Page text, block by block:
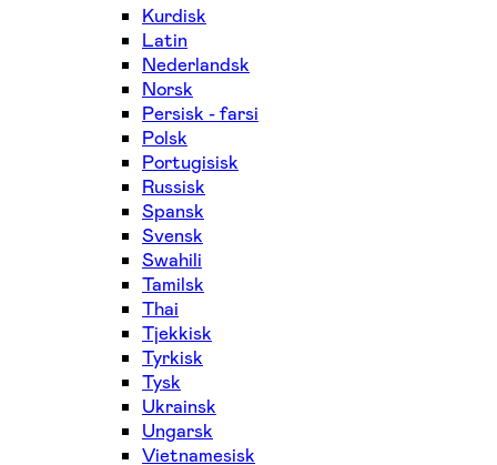
Kurdisk
Latin
Nederlandsk
Norsk
Persisk - farsi
Polsk
Portugisisk
Russisk
Spansk
Svensk
Swahili
Tamilsk
Thai
Tjekkisk
Tyrkisk
Tysk
Ukrainsk
Ungarsk
Vietnamesisk